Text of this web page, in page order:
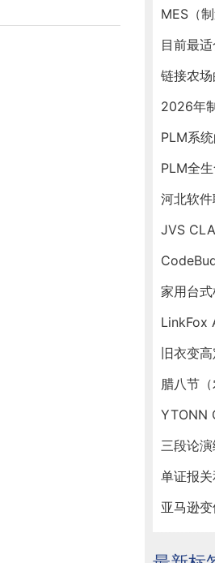
链接农
PLM系
PLM全
家用台
LinkFox
腊八节（
三段论
单证报
亚马逊